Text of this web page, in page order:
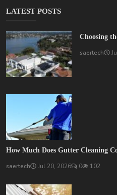
LATEST POSTS
Choosing
saertech
How Much Does Gutter Cleaning
saertech Jul 20, 2026 0 102